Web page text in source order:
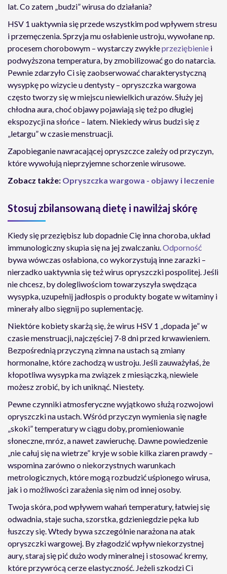
lat. Co zatem „budzi” wirusa do działania?
HSV 1 uaktywnia się przede wszystkim pod wpływem stresu
i przemęczenia. Sprzyja mu osłabienie ustroju, wywołane np.
procesem chorobowym – wystarczy zwykłeprzeziębienie i
podwyższona temperatura, by zmobilizować go do natarcia.
Pewnie zdarzyło Ci się zaobserwować charakterystyczną
wysypkę po wizycie u dentysty – opryszczka wargowa
często tworzy się w miejscu niewielkich urazów. Służy jej
chłodna aura, choć objawy pojawiają się też po długiej
ekspozycji na słońce – latem. Niekiedy wirus budzi się z
„letargu” w czasie menstruacji.
Zapobieganie nawracającej opryszczce zależy od przyczyn,
które wywołują nieprzyjemne schorzenie wirusowe.
Zobacz także: Opryszczka wargowa - objawy i leczenie
Stosuj zbilansowaną dietę i nawilżaj skórę
Kiedy się przeziębisz lub dopadnie Cię inna choroba, układ
immunologiczny skupia się na jej zwalczaniu.Odporność
bywa wówczas osłabiona, co wykorzystują inne zarazki –
nierzadko uaktywnia się też wirus opryszczki pospolitej. Jeśli
nie chcesz, by dolegliwościom towarzyszyła swędząca
wysypka, uzupełnij jadłospis o produkty bogate w witaminy i
minerały albo sięgnij po suplementację.
Niektóre kobiety skarżą się, że wirus HSV 1 „dopada je” w
czasie menstruacji, najczęściej 7-8 dni przed krwawieniem.
Bezpośrednią przyczyną zimna na ustach są zmiany
hormonalne, które zachodzą w ustroju. Jeśli zauważyłaś, że
kłopotliwa wysypka ma związek z miesiączką, niewiele
możesz zrobić, by ich uniknąć. Niestety.
Pewne czynniki atmosferyczne wyjątkowo służą rozwojowi
opryszczki na ustach. Wśród przyczyn wymienia się nagłe
„skoki” temperatury w ciągu doby, promieniowanie
słoneczne, mróz, a nawet zawieruchę. Dawne powiedzenie
„nie całuj się na wietrze” kryje w sobie kilka ziaren prawdy –
wspomina zarówno o niekorzystnych warunkach
metrologicznych, które mogą rozbudzić uśpionego wirusa,
jak i o możliwości zarażenia się nim od innej osoby.
Twoja skóra, pod wpływem wahań temperatury, łatwiej się
odwadnia, staje sucha, szorstka, gdzieniegdzie pęka lub
łuszczy się. Wtedy bywa szczególnie narażona na atak
opryszczki wargowej. By złagodzić wpływ niekorzystnej
aury, staraj się pić dużo wody mineralnej i stosować kremy,
które przywrócą cerze elastyczność. Jeżeli szkodzi Ci